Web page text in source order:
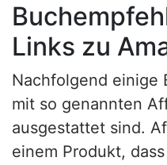
Links zu
Nachfolgend einige
mit so genannten
ausgestattet sind.
einem Produkt,